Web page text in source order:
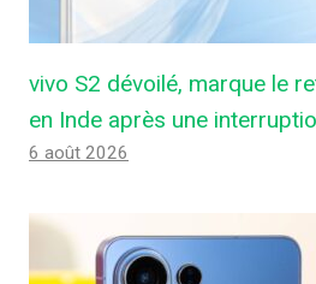
vivo S2 dévoilé, marque le
en Inde après une
6 août 2026